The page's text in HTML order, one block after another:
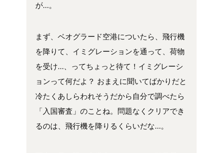
が…。
まず、ベオグラード空港についたら、飛行機
を降りて、イミグレーションを通って、荷物
を受け…、ってちょっと待て！イミグレーシ
ョンって何だよ？ おまえに聞いてばかりだと
冷たくあしらわれそうだから自分で調べたら
「入国審査」のことね。問題なくクリアでき
るのは、飛行機を降りるくらいだな…。